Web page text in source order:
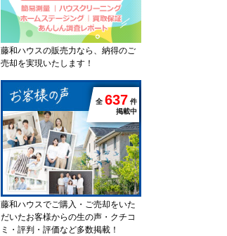
藤和ハウスの販売力なら、納得のご
売却を実現いたします！
全 637 件
掲載中
藤和ハウスでご購入・ご売却をいた
だいたお客様からの生の声・クチコ
ミ・評判・評価など多数掲載！